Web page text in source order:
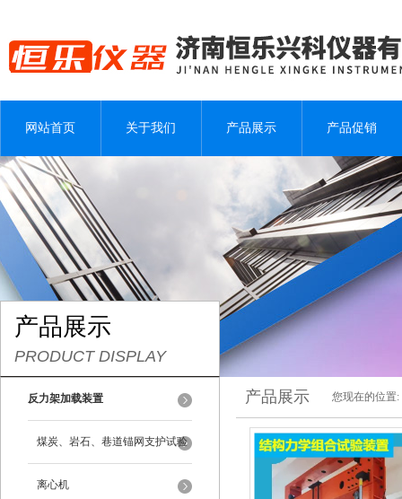
网站首页 关于我们 产品展示 产品促销
产品展示
PRODUCT DISPLAY
反力架加载装置
煤炭、岩石、巷道锚网支护试验
离心机
产品展示 您现在的位置: